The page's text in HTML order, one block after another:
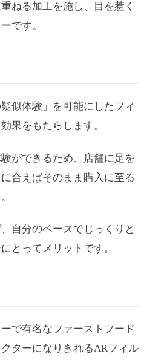
ねる加工を施し、目を惹く
です。
似体験」を可能にしたフィ
果をもたらします。
ができるため、店舗に足を
合えばそのまま購入に至る
自分のペースでじっくりと
とってメリットです。
で有名なファーストフード
ターになりきれるARフィル